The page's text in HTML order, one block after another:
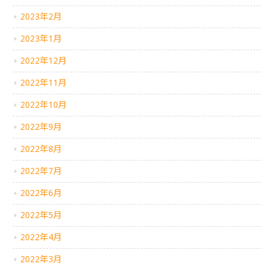
2023年2月
2023年1月
2022年12月
2022年11月
2022年10月
2022年9月
2022年8月
2022年7月
2022年6月
2022年5月
2022年4月
2022年3月